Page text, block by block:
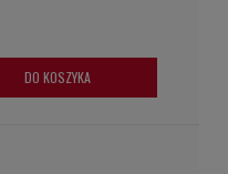
DO KOSZYKA